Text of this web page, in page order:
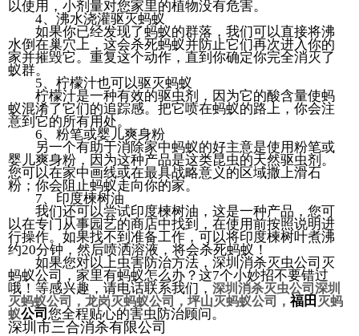
以使用，小剂量对您家里的植物没有危害。
4、沸水浇灌驱灭蚂蚁
如果你已经发现了蚂蚁的群落，我们可以直接将沸
水倒在巢穴上，这会杀死蚂蚁并防止它们再次进入你的
家并摧毁它。重复这个动作，直到你确定你完全消灭了
蚁群。
5、柠檬汁也可以驱灭蚂蚁
柠檬汁是一种有效的驱虫剂，因为它的酸含量使蚂
蚁混淆了它们的追踪感。把它喷在蚂蚁的路上，你会注
意到它的所有用处。
6、粉笔或婴儿爽身粉
另一个有助于消除家中蚂蚁的好主意是使用粉笔或
婴儿爽身粉，因为这种产品是这类昆虫的天然驱虫剂。
您可以在家中画线或在最具战略意义的区域撒上滑石
粉；你会阻止蚂蚁走向你的家。
7、印度楝树油
我们还可以尝试印度楝树油，这是一种产品，您可
以在专门从事园艺的商店中找到，在使用前按照说明进
行操作。如果找不到准备工作，可以将印度楝树叶煮沸
约20分钟，然后喷洒溶液，将会杀死蚂蚁！
如果您对以上虫害防治方法，深圳消杀灭虫公司灭
蚂蚁公司，家里有蚂蚁怎么办？这7个小妙招不要错过
哦！等感兴趣，请电话联系我们， 深圳消杀灭虫公司深圳
灭蚂蚁公司，龙岗灭蚂蚁公司，坪山灭蚂蚁公司，福田 灭蚂
蚁公司 您全程贴心的害虫防治顾问。
深圳市三合消杀有限公司